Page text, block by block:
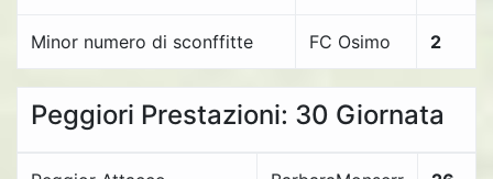
Minor numero di sconffitte FC Osimo 2
Peggiori Prestazioni: 30 Giornata